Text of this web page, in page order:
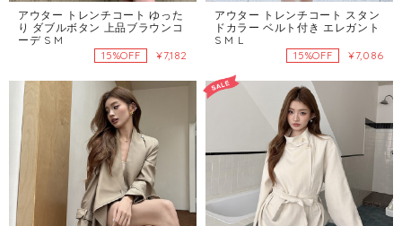
アウター トレンチコート ゆった
り ダブルボタン 上品ブラウンコ
ーデ S M
15%OFF ¥7,182
アウター トレンチコート スタン
ドカラー ベルト付き エレガント
S M L
15%OFF ¥7,086